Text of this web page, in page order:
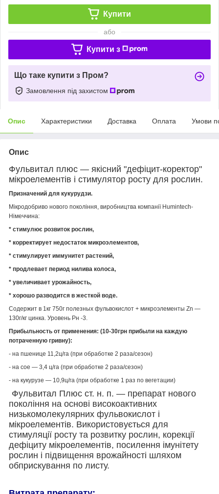
Купити
або
Купити з
Що таке купити з Пром?
Замовлення під захистом
Опис Характеристики Доставка Оплата Умови
Опис
Фульвитал плюс ― якісний "дефіцит-коректор"
мікроелементів і стимулятор росту для рослин.
Призначений для кукурудзи.
Мікродобриво нового покоління, виробництва компанії Humintech-
Німеччина:
* стимулює розвиток рослин,
* корректирует недостаток микроэлементов,
* стимулирует иммунитет растений,
* продлевает период нилива колоса,
* увеличивает урожайность,
* хорошо разводится в жесткой воде.
Содержит в 1кг 750г полезных фульвокислот + микроэлементы Zn ―
130г/кг цинка. Уровень Рн -3.
Прибыльность от применения: (10-30грн прибыли на каждую
потраченную гривну):
- на пшенице 11,2ц/га (при обработке 2 раза/сезон)
- на сое ― 3,4 ц/га (при обработке 2 раза/сезон)
- на кукурузе ― 10,9ц/га (при обработке 1 раз по вегетации)
Фульвитал Плюс ст. н. п. ― препарат нового
покоління на основі високоактивних
низькомолекулярних фульвокислот і
мікроелементів. Використовується для
стимуляції росту та розвитку рослин, корекції
дефіциту мікроелементів, посилення імунітету
рослин і підвищення врожайності шляхом
обприскування по листу.